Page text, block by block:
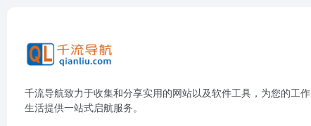
千流导航致力于收集和分享实用的网站以及软件工具，为您的工作
生活提供一站式启航服务。